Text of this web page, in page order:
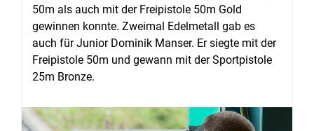
50m als auch mit der Freipistole 50m Gold
gewinnen konnte. Zweimal Edelmetall gab es
auch für Junior Dominik Manser. Er siegte mit der
Freipistole 50m und gewann mit der Sportpistole
25m Bronze.